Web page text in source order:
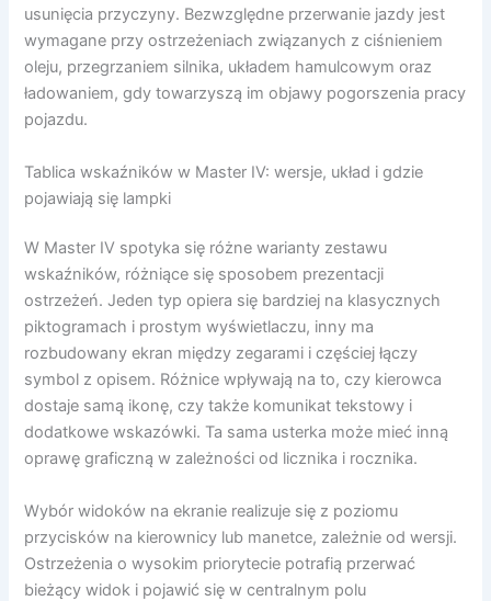
usunięcia przyczyny. Bezwzględne przerwanie jazdy jest
wymagane przy ostrzeżeniach związanych z ciśnieniem
oleju, przegrzaniem silnika, układem hamulcowym oraz
ładowaniem, gdy towarzyszą im objawy pogorszenia pracy
pojazdu.
Tablica wskaźników w Master IV: wersje, układ i gdzie
pojawiają się lampki
W Master IV spotyka się różne warianty zestawu
wskaźników, różniące się sposobem prezentacji
ostrzeżeń. Jeden typ opiera się bardziej na klasycznych
piktogramach i prostym wyświetlaczu, inny ma
rozbudowany ekran między zegarami i częściej łączy
symbol z opisem. Różnice wpływają na to, czy kierowca
dostaje samą ikonę, czy także komunikat tekstowy i
dodatkowe wskazówki. Ta sama usterka może mieć inną
oprawę graficzną w zależności od licznika i rocznika.
Wybór widoków na ekranie realizuje się z poziomu
przycisków na kierownicy lub manetce, zależnie od wersji.
Ostrzeżenia o wysokim priorytecie potrafią przerwać
bieżący widok i pojawić się w centralnym polu